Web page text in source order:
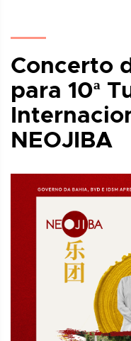
Concerto
para 10ª
NEOJIBA